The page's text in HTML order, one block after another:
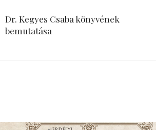
Dr. Kegyes Csaba könyvének
bemutatása